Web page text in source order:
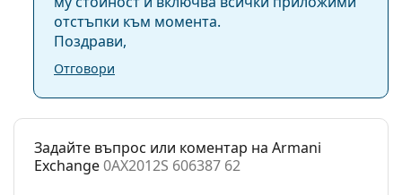
отстъпки към момента.
Поздрави,
Отговори
Задайте въпрос или коментар на Armani
Exchange0AX2012S 606387 62